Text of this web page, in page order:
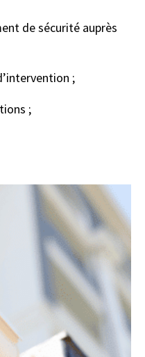
de sécurité auprès
;
;